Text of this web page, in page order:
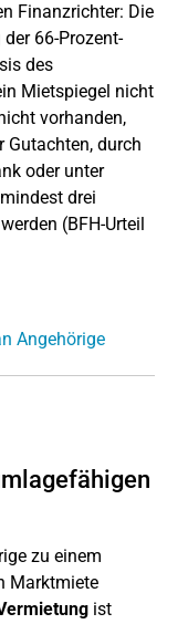
Finanzrichter: Die
66-Prozent-
des
Mietspiegel nicht
vorhanden,
Gutachten, durch
oder unter
drei
(BFH-Urteil
Angehörige
zu einem
Marktmiete
ist